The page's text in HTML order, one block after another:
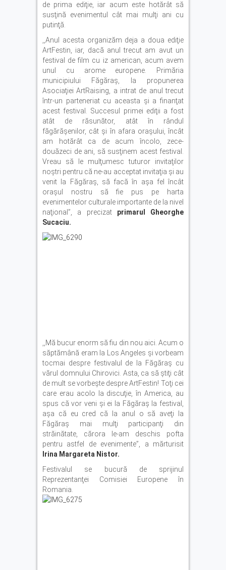
de prima ediţie, iar acum este hotărât să
susţină evenimentul cât mai mulţi ani cu
putinţă.
,,Anul acesta organizăm deja a doua ediţie
ArtFestin, iar, dacă anul trecut am avut un
festival de film cu iz american, acum avem
unul cu arome europene. Primăria
municipiului Făgăraş, la propunerea
Asociaţiei ArtRaising, a intrat de anul trecut
într-un parteneriat cu aceasta şi a finanţat
acest festival. Succesul primei ediţii a fost
atât de răsunător, atât în rândul
făgărăşenilor, cât şi în afara oraşului, încât
am hotărât ca de acum încolo, zece-
douăzeci de ani, să susţinem acest festival.
Vreau să le mulţumesc tuturor invitaţilor
noştri pentru că ne-au acceptat invitaţia şi au
venit la Făgăraş, să facă în aşa fel încât
oraşul nostru să fie pus pe harta
evenimentelor culturale importante de la nivel
naţional”, a precizat primarul Gheorghe
Sucaciu.
,,Mă bucur enorm să fiu din nou aici. Acum o
săptămână eram la Los Angeles şi vorbeam
tocmai despre festivalul de la Făgăraş cu
vărul domnului Chirovici. Asta, ca să ştiţi cât
de mult se vorbeşte despre ArtFestin! Toţi cei
care erau acolo la discuţie, în America, au
spus că vor veni şi ei la Făgăraş la festival,
aşa că eu cred că la anul o să aveţi la
Făgăraş mai mulţi participanţi din
străinătate, cărora le-am deschis pofta
pentru astfel de evenimente”, a mărturisit
Irina Margareta Nistor.
Festivalul se bucură de sprijinul
Reprezentanţei Comisiei Europene în
Romania.